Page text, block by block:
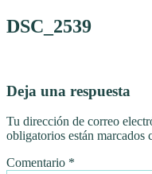
DSC_2539
Deja una respuesta
Tu dirección de correo
obligatorios están marcados
Comentario *